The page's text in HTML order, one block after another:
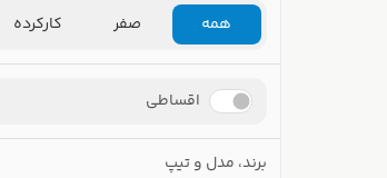
همه
صفر کارکرده
اقساطی
برند، مدل و تیپ